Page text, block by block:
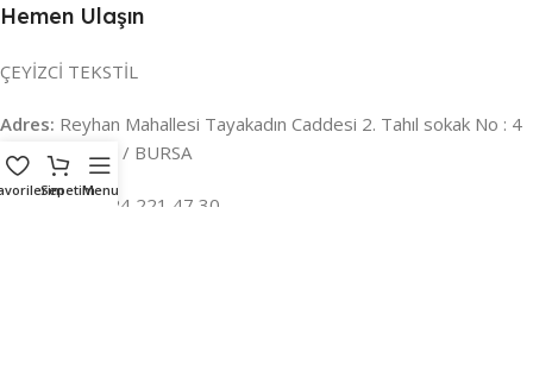
Hemen Ulaşın
ÇEYİZCİ TEKSTİL
Adres: Reyhan Mahallesi Tayakadın Caddesi 2. Tahıl sokak No : 4
/ a Osmangazi / BURSA
İLETİŞİM : 0224 221 47 30
SepetimMenu